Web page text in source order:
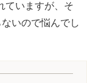
ていますが、そ
いので悩んでし